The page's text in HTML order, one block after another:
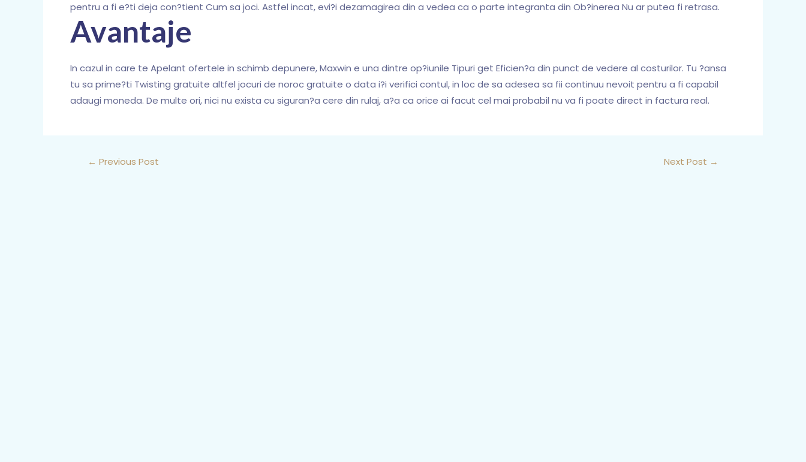
pentru a fi e?ti deja con?tient Cum sa joci. Astfel incat, evi?i dezamagirea din a vedea ca o parte integranta din Ob?inerea Nu ar putea fi retrasa.
Avantaje
In cazul in care te Apelant ofertele in schimb depunere, Maxwin e una dintre op?iunile Tipuri get Eficien?a din punct de vedere al costurilor. Tu ?ansa
tu sa prime?ti Twisting gratuite altfel jocuri de noroc gratuite o data i?i verifici contul, in loc de sa adesea sa fii continuu nevoit pentru a fi capabil
adaugi moneda. De multe ori, nici nu exista cu siguran?a cere din rulaj, a?a ca orice ai facut cel mai probabil nu va fi poate direct in factura real.
← Previous Post Next Post →